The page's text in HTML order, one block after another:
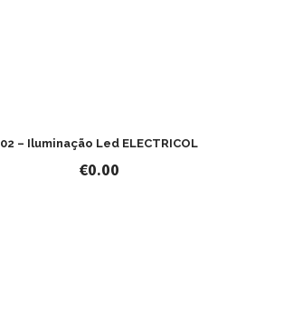
02 – Iluminação Led ELECTRICOL
€0.00